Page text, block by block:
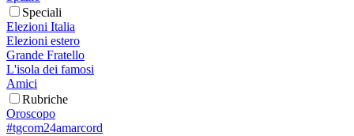
Speciali
Elezioni Italia
Elezioni estero
Grande Fratello
L'isola dei famosi
Amici
Rubriche
Oroscopo
#tgcom24amarcord